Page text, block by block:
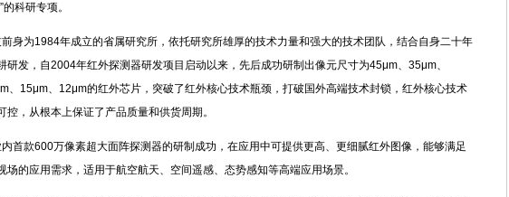
的科研专项。
身为1984年成立的省属研究所，依托研究所雄厚的技术力量和强大的技术团队，结合自身二十年
研发，自2004年红外探测器研发项目启动以来，先后成功研制出像元尺寸为45μm、35μm、
、15μm、12μm的红外芯片，突破了红外核心技术瓶颈，打破国外高端技术封锁，红外核心技术
控，从根本上保证了产品质量和供货周期。
首款600万像素超大面阵探测器的研制成功，在应用中可提供更高、更细腻红外图像，能够满足
场的应用需求，适用于航空航天、空间遥感、态势感知等高端应用场景。